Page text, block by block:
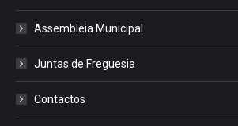
Assembleia Municipal
Juntas de Freguesia
Contactos